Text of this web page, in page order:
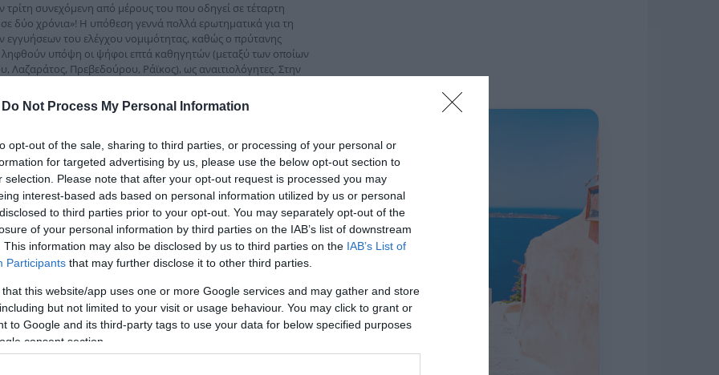
Do Not Process My Personal Information
opt-out of the sale, sharing to third parties, or processing of your personal or
for targeted advertising by us, please use the below opt-out section to
selection. Please note that after your opt-out request is processed you may
interest-based ads based on personal information utilized by us or personal
to third parties prior to your opt-out. You may separately opt-out of the
of your personal information by third parties on the IAB’s list of downstream
This information may also be disclosed by us to third parties on the IAB’s List of
Participants that may further disclose it to other third parties.
that this website/app uses one or more Google services and may gather and store
but not limited to your visit or usage behaviour. You may click to grant or
to Google and its third-party tags to use your data for below specified purposes
consent section.
συνεχόμενη από μέρους του που οδηγεί σε τέταρτη
δύο χρόνια»! Η υπόθεση γεννά πολλά ερωτηματικά για τη
εγγυήσεων του ελέγχου νομιμότητας, καθώς ο πρύτανης
υπόψη οι ψήφοι επτά καθηγητών (μεταξύ των οποίων
Λαζαράτος, Πρεβεδούρου, Ράϊκος), ως αναιτιολόγητες. Στην
λειτουργών, προς το Συμβούλιο Διοίκησης του ΕΑΠ
την εικόνα του ΕΑΠ και προκαλεί σοβαρά ερωτήματα ως
Την προηγούμενη εβδομάδα κατατέθηκαν δύο
στοιχείων από την υπουργό Παιδείας.
μετά από πρωτοβουλία των Δ. Καλαματιανού και Θ.
ΕΑΠ. Στην ερώτηση αυτή αναφέρεται ειδικότερα ότι, επειδή
αρχών της ακαδημαϊκής λειτουργίας στο ΕΑΠ, ερωτάται η
θέση του αναπληρωτή καθηγητή Δημόσιας Διοίκησης και
δεδομένο ότι το υπουργείο Παιδείας και Θρησκευμάτων έχει
μετέπειτα νέα θετική κρίση και απόφαση του Εκλεκτορικού
κατά πόσο το ΕΑΠ, μετά και την πρόσφατη θεσμική
(2024), λειτουργεί με βάση τις θεμελιώδεις
κορυφαία στελέχη, όπως η Μιλένα Αποστολάκη, ο
ο Παύλος Χρηστίδης (κοινοβουλευτικός εκπρόσωπος), η